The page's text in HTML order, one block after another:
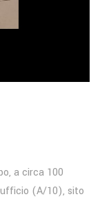
a circa 100
(A/10), sito